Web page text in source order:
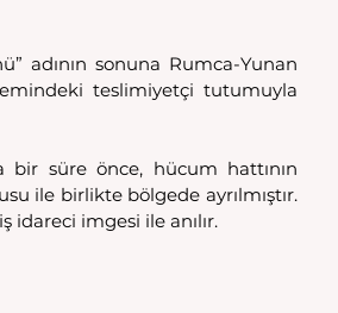
adının sonuna Rumca-Yunan
teslimiyetçi tutumuyla
bir süre önce, hücum hattının
ile birlikte bölgede ayrılmıştır.
imgesi ile anılır.